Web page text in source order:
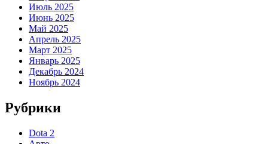
Июль 2025
Июнь 2025
Май 2025
Апрель 2025
Март 2025
Январь 2025
Декабрь 2024
Ноябрь 2024
Рубрики
Dota 2